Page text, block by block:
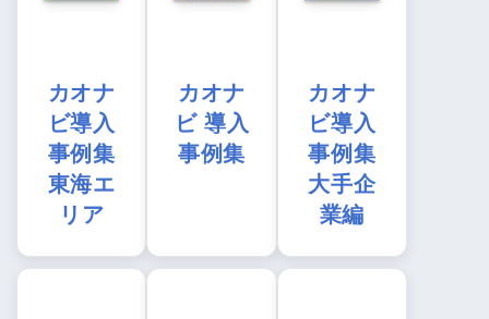
カオナ
ビ導入
事例集
東海エ
リア
カオナ
ビ 導入
事例集
カオナ
ビ導入
事例集
大手企
業編